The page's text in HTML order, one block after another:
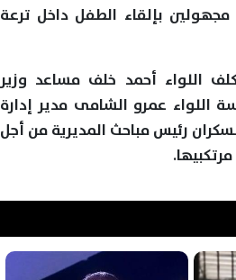
بإلقاء الطفل داخل ترعة
اللواء أحمد خلف مساعد وزير
اللواء عمرو الشامى مدير إدارة
رئيس مباحث المديرية من أجل